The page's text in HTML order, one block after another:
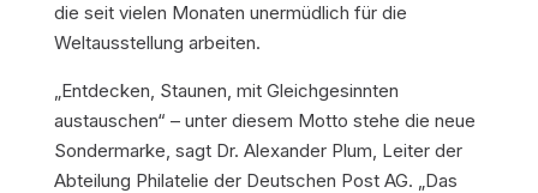
die seit vielen Monaten unermüdlich für die
Weltausstellung arbeiten.
„Entdecken, Staunen, mit Gleichgesinnten
austauschen“ – unter diesem Motto stehe die neue
Sondermarke, sagt Dr. Alexander Plum, Leiter der
Abteilung Philatelie der Deutschen Post AG. „Das